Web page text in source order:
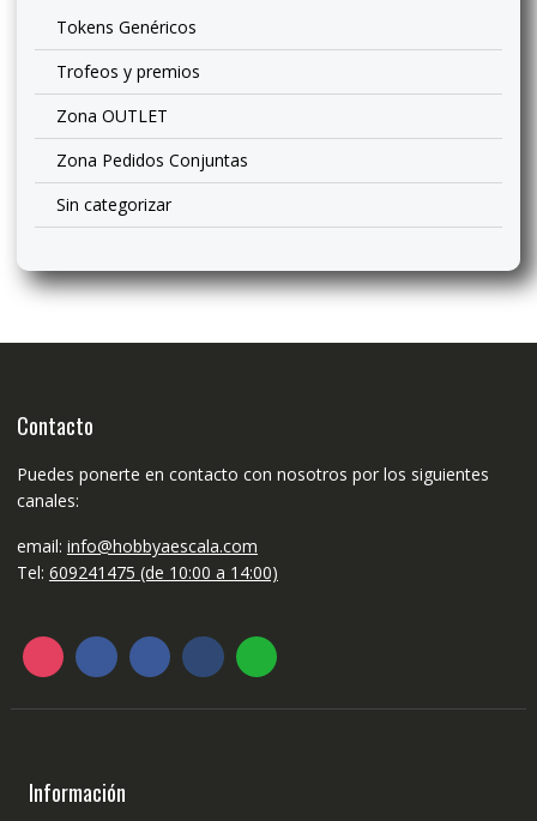
Tokens Genéricos
Trofeos y premios
Zona OUTLET
Zona Pedidos Conjuntas
Sin categorizar
Contacto
Puedes ponerte en contacto con nosotros por los siguientes
canales:
email: info@hobbyaescala.com
Tel: 609241475 (de 10:00 a 14:00)
Información